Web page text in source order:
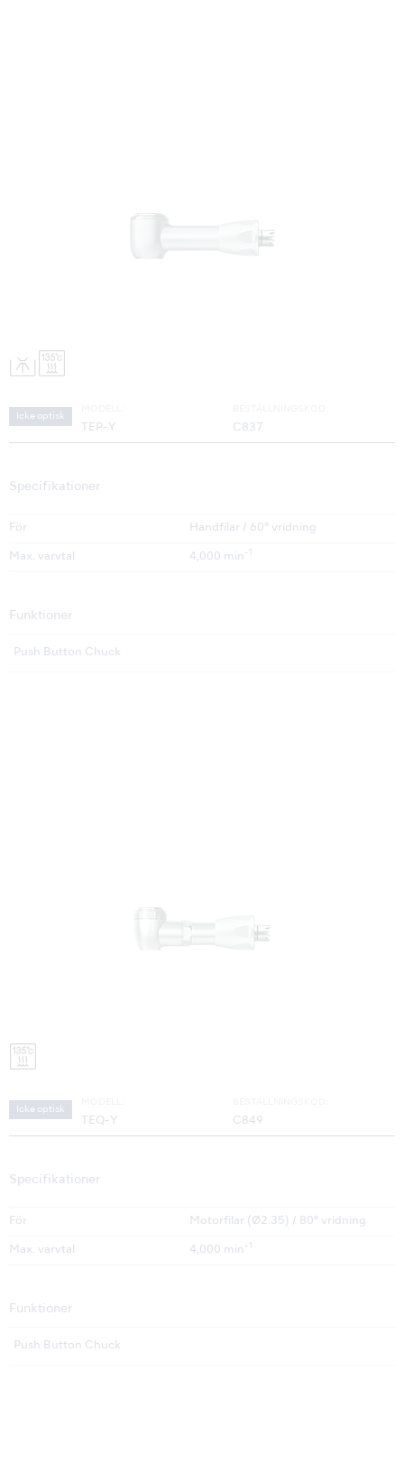
Icke optisk
TEP-Y C837
Specifikationer
För Handfilar / 60° vridning
Max. varvtal 4,000 min -1
Funktioner
Push Button Chuck
Icke optisk
TEQ-Y C849
Specifikationer
För Motorfilar (Ø2.35) / 80° vridning
Max. varvtal 4,000 min -1
Funktioner
Push Button Chuck